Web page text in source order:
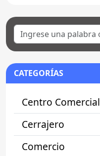
CATEGORÍAS
Centro Comercial
Cerrajero
Comercio